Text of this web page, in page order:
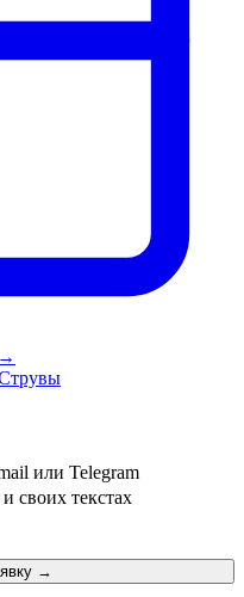
→
или Telegram
своих текстах
→